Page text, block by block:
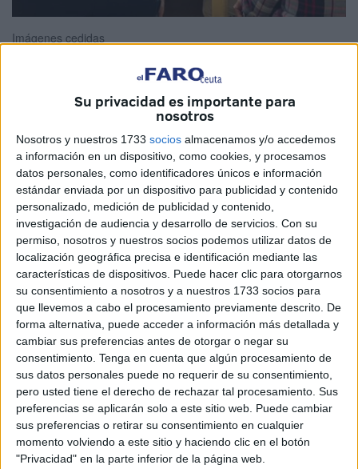
Su privacidad es importante para
nosotros
Nosotros y nuestros 1733 socios almacenamos y/o accedemos
a información en un dispositivo, como cookies, y procesamos
datos personales, como identificadores únicos e información
estándar enviada por un dispositivo para publicidad y contenido
personalizado, medición de publicidad y contenido,
investigación de audiencia y desarrollo de servicios. Con su
permiso, nosotros y nuestros socios podemos utilizar datos de
localización geográfica precisa e identificación mediante las
características de dispositivos. Puede hacer clic para otorgarnos
su consentimiento a nosotros y a nuestros 1733 socios para
que llevemos a cabo el procesamiento previamente descrito. De
forma alternativa, puede acceder a información más detallada y
cambiar sus preferencias antes de otorgar o negar su
consentimiento. Tenga en cuenta que algún procesamiento de
sus datos personales puede no requerir de su consentimiento,
pero usted tiene el derecho de rechazar tal procesamiento. Sus
preferencias se aplicarán solo a este sitio web. Puede cambiar
sus preferencias o retirar su consentimiento en cualquier
momento volviendo a este sitio y haciendo clic en el botón
"Privacidad" en la parte inferior de la página web.
Imágenes cedidas
ofrece asesoramiento a las familias
para la tramitación de la nueva ayuda de 400 euros para
alumnos con necesidades especiales aprobada por el
Gobierno de la Nación el pasado 22 de febrero.
En este sentido, los socialistas han informado a las
familias interesadas que pueden acercarse a cualquiera
de las tres sedes: en el centro, en calle Daoiz; en la calle
Teniente Coronel Gautier,en Hadú; y en la calle Fuerte, en
labarriada del Príncipe Alfonso.
Este anuncio lo han hecho tras la reunión que ha
sostenido el secretario general de los socialistas ceutíes y
candidato a la presidencia de Ceuta, Juan Gutiérrez, con
las representantes de laAsociación Autismo Ceutapara
analizar las necesidades de las familias con niños con
Trastornos del Espectro Autista (TEA).